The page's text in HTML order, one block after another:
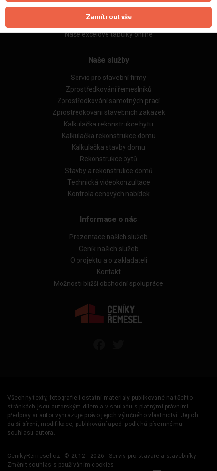
Naše excelové tabulky online
Naše služby
Servis pro stavební firmy
Zprostředkování řemeslníků
Zprostředkování samotných prací
Zprostředkování stavebních zakázek
Kalkulačka rekonstrukce bytu
Kalkulačka rekonstrukce domu
Kalkulačka stavby domu
Rekonstrukce bytů
Stavby a rekonstrukce domů
Technická videokonzultace
Kontrola cenových nabídek
Informace o nás
Prezentace našich služeb
Ceník našich služeb
O projektu a o zakladateli
Kontakt
Možnosti bližší obchodní spolupráce
Všechny texty, fotografie i ostatní materiály publikované na těchto
stránkách jsou autorským dílem a v souladu s platnými právními
předpisy si autor vyhrazuje právo jejich výlučného vlastnictví. Jejich
další šíření, modifikace, publikování apod. podléhá písemnému
souhlasu autora.
CenikyRemesel.cz © 2012 - 2026
Servis pro stavaře a stavebníky
Změnit souhlas s používáním cookies
Zamítnout vše